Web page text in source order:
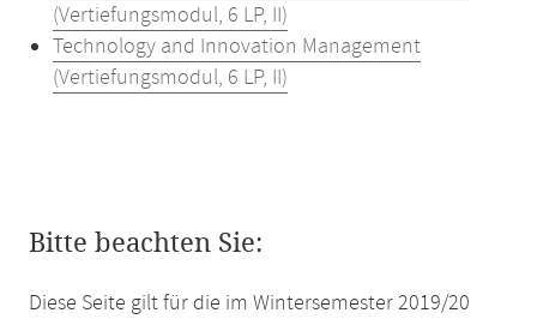
(Vertiefungsmodul, 6 LP, II)
Technology and Innovation Management
(Vertiefungsmodul, 6 LP, II)
Bitte beachten Sie:
Diese Seite gilt für die im Wintersemester 2019/20